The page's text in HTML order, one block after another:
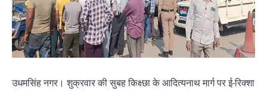
उधमसिंह नगर। शुक्रवार की सुबह किक्ष्छा के आदित्यनाथ मार्ग पर ई-रिक्शा